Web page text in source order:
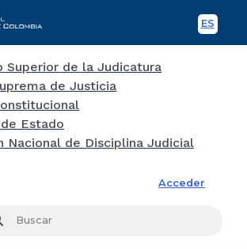
ES
Acceder
Buscar